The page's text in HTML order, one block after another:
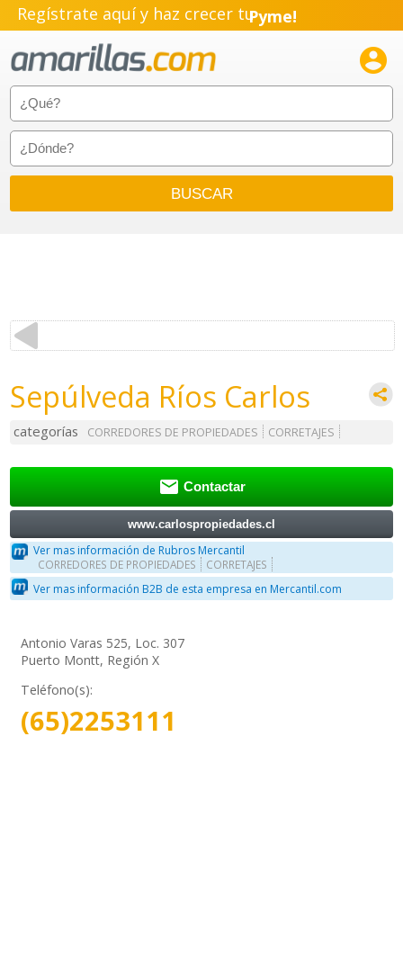
Regístrate aquí y haz crecer tuPyme!
Emprendimiento!

Sepúlveda Ríos Carlos
categorías CORREDORES DE PROPIEDADES CORRETAJES
 Contactar
www.carlospropiedades.cl
Ver mas información de Rubros Mercantil
CORREDORES DE PROPIEDADES CORRETAJES
Ver mas información B2B de esta empresa en Mercantil.com
Antonio Varas 525, Loc. 307
Puerto Montt, Región X
Teléfono(s):
(65)2253111